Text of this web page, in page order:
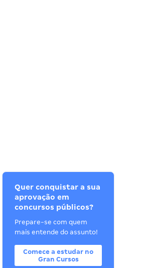
Quer conquistar a sua
aprovação em
concursos públicos?
Prepare-se com quem
mais entende do assunto!
Comece a estudar no
Gran Cursos